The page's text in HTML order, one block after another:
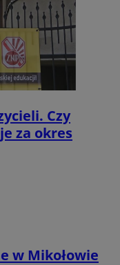
Czy
za okres
w Mikołowie